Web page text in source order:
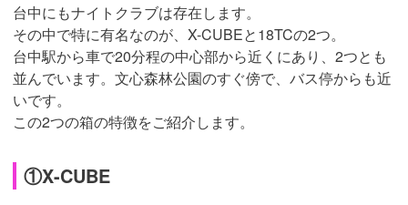
台中にもナイトクラブは存在します。
その中で特に有名なのが、X-CUBEと18TCの2つ。
台中駅から車で20分程の中心部から近くにあり、2つとも
並んでいます。文心森林公園のすぐ傍で、バス停からも近
いです。
この2つの箱の特徴をご紹介します。
①X-CUBE